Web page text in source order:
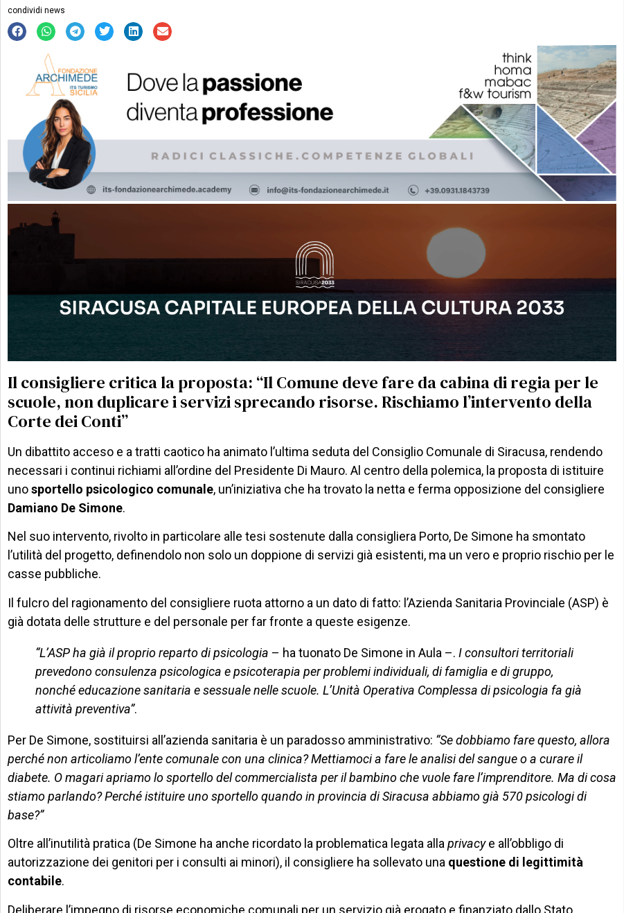
condividi news
Il consigliere critica la proposta: “Il Comune deve fare da cabina di regia per le
scuole, non duplicare i servizi sprecando risorse. Rischiamo l’intervento della
Corte dei Conti”
Un dibattito acceso e a tratti caotico ha animato l’ultima seduta del Consiglio Comunale di Siracusa, rendendo
necessari i continui richiami all’ordine del Presidente Di Mauro. Al centro della polemica, la proposta di istituire
unosportello psicologico comunale, un’iniziativa che ha trovato la netta e ferma opposizione del consigliere
Damiano De Simone.
Nel suo intervento, rivolto in particolare alle tesi sostenute dalla consigliera Porto, De Simone ha smontato
l’utilità del progetto, definendolo non solo un doppione di servizi già esistenti, ma un vero e proprio rischio per le
casse pubbliche.
Il fulcro del ragionamento del consigliere ruota attorno a un dato di fatto: l’Azienda Sanitaria Provinciale (ASP) è
già dotata delle strutture e del personale per far fronte a queste esigenze.
“L’ASP ha già il proprio reparto di psicologia – ha tuonato De Simone in Aula –. I consultori territoriali
prevedono consulenza psicologica e psicoterapia per problemi individuali, di famiglia e di gruppo,
nonché educazione sanitaria e sessuale nelle scuole. L’Unità Operativa Complessa di psicologia fa già
attività preventiva”.
Per De Simone, sostituirsi all’azienda sanitaria è un paradosso amministrativo: “Se dobbiamo fare questo, allora
perché non articoliamo l’ente comunale con una clinica? Mettiamoci a fare le analisi del sangue o a curare il
diabete. O magari apriamo lo sportello del commercialista per il bambino che vuole fare l’imprenditore. Ma di cosa
stiamo parlando? Perché istituire uno sportello quando in provincia di Siracusa abbiamo già 570 psicologi di
base?”
Oltre all’inutilità pratica (De Simone ha anche ricordato la problematica legata alla privacye all’obbligo di
autorizzazione dei genitori per i consulti ai minori), il consigliere ha sollevato una questione di legittimità
contabile.
Deliberare l’impegno di risorse economiche comunali per un servizio già erogato e finanziato dallo Stato